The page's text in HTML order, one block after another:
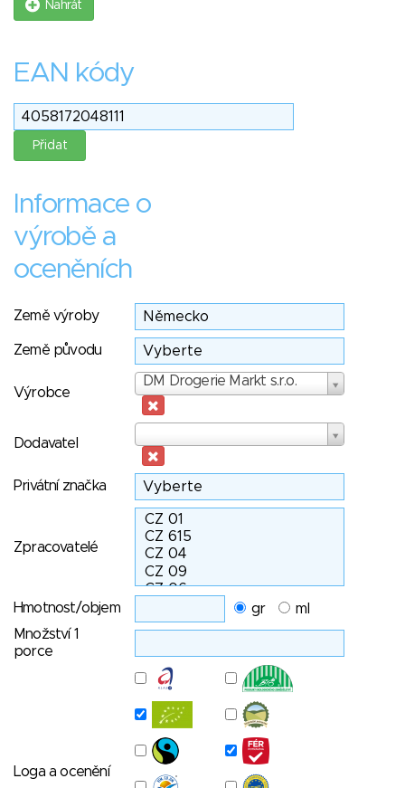
Nahrát
EAN kódy
Informace o
výrobě a
oceněních
Země výroby
Země původu
Výrobce
DM Drogerie Markt s.r.o.
Výrobce
Dodavatel
Privátní značka
Zpracovatelé
Hmotnost/objem gr
ml
Množství 1
porce
Loga a ocenění